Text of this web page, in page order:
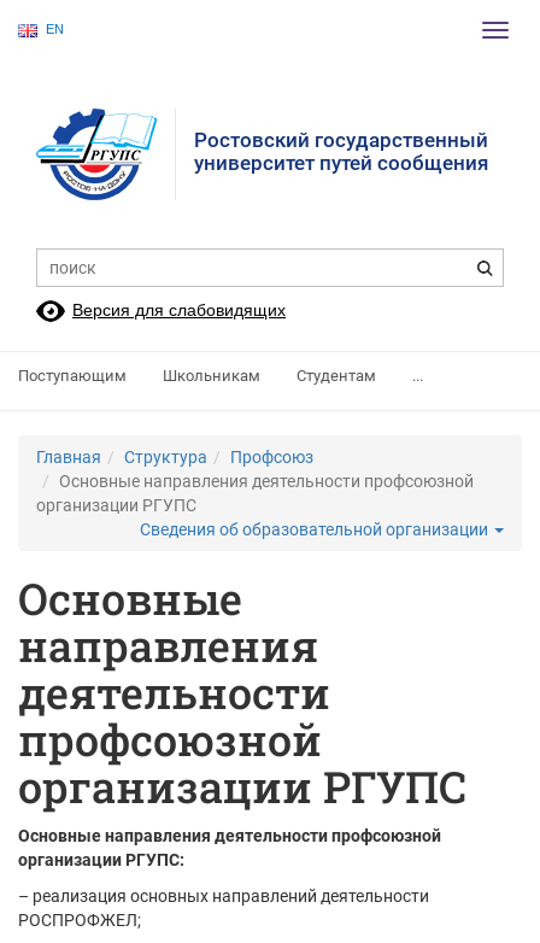
EN
Ростовский государственный
университет путей сообщения
Версия для слабовидящих
Поступающим Школьникам Студентам ...
Главная Структура
Профсоюз
Основные направления деятельности профсоюзной
организации РГУПС
Сведения об образовательной организации
Основные
направления
деятельности
профсоюзной
организации РГУПС
Основные направления деятельности профсоюзной
организации РГУПС:
– реализация основных направлений деятельности
РОСПРОФЖЕЛ;